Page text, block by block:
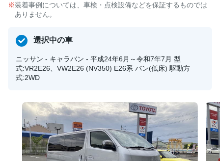
装着事例については、車検・点検設備などを保証するものでは
ありません。
選択中の車
ニッサン - キャラバン - 平成24年6月～令和7年7月 型
式:VR2E26、VW2E26 (NV350) E26系 バン(低床) 駆動方
式:2WD